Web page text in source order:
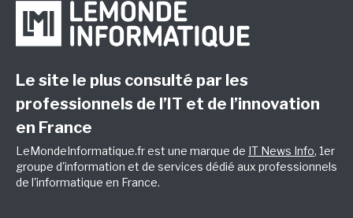
Le site le plus consulté par les
professionnels de l’IT et de l’innovation
en France
LeMondeInformatique.fr est une marque de IT News Info, 1er
groupe d'information et de services dédié aux professionnels
de l'informatique en France.